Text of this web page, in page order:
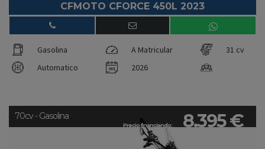
CFMOTO CFORCE 450L 2023
Gasolina A Matricular
31 cv
Automatico
2026
Precio financiando: 8.395 €
70cv - Gasolina